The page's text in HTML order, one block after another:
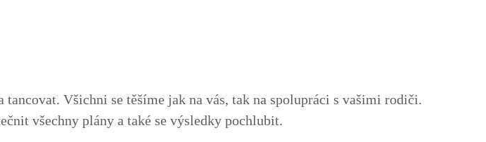
Všichni se těšíme jak na vás, tak na spolupráci s vašimi rodiči.
všechny plány a také se výsledky pochlubit.